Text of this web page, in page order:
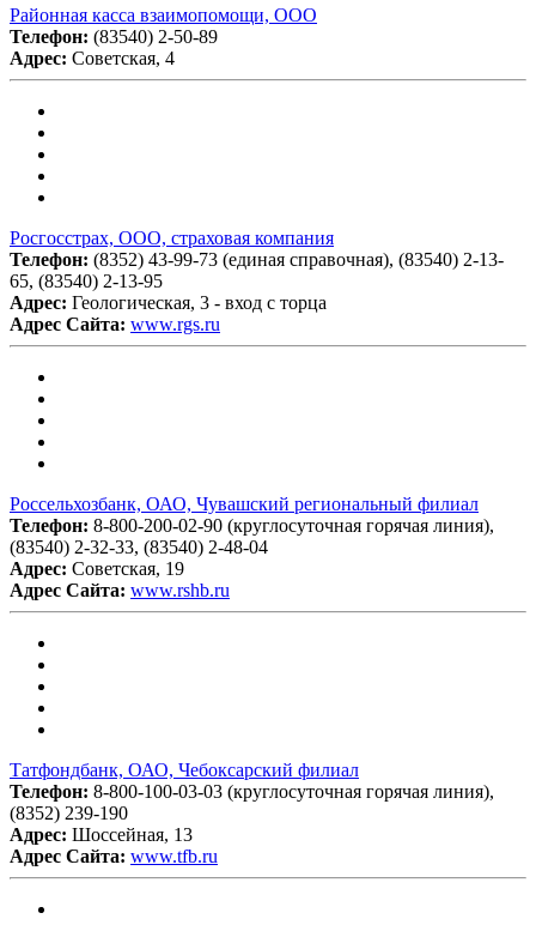
Районная касса взаимопомощи, ООО
Телефон: (83540) 2-50-89
Адрес: Советская, 4
Росгосстрах, ООО, страховая компания
Телефон: (8352) 43-99-73 (единая справочная), (83540) 2-13-
65, (83540) 2-13-95
Адрес: Геологическая, 3 - вход с торца
Адрес Сайта: www.rgs.ru
Россельхозбанк, ОАО, Чувашский региональный филиал
Телефон: 8-800-200-02-90 (круглосуточная горячая линия),
(83540) 2-32-33, (83540) 2-48-04
Адрес: Советская, 19
Адрес Сайта: www.rshb.ru
Татфондбанк, ОАО, Чебоксарский филиал
Телефон: 8-800-100-03-03 (круглосуточная горячая линия),
(8352) 239-190
Адрес: Шоссейная, 13
Адрес Сайта: www.tfb.ru